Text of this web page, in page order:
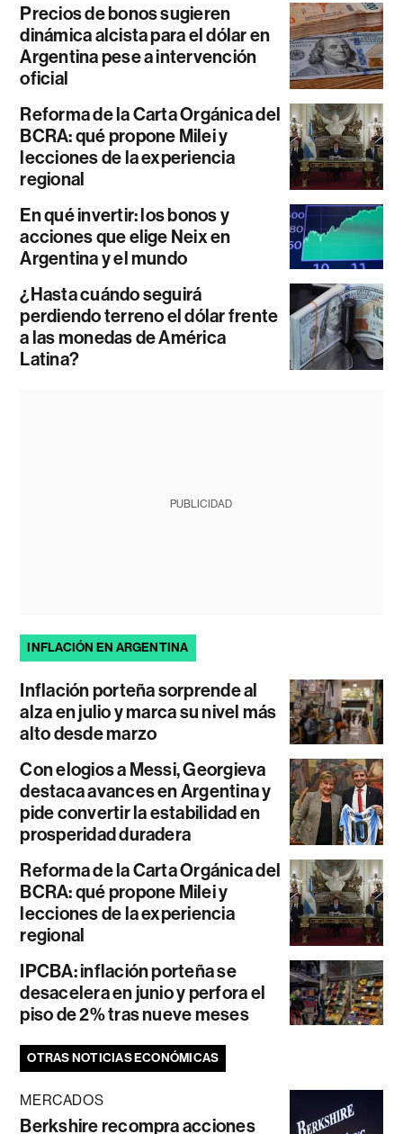
Precios de bonos sugieren
dinámica alcista para el dólar en
Argentina pese a intervención
oficial
Reforma de la Carta Orgánica del
BCRA: qué propone Milei y
lecciones de la experiencia
regional
En qué invertir: los bonos y
acciones que elige Neix en
Argentina y el mundo
¿Hasta cuándo seguirá
perdiendo terreno el dólar frente
a las monedas de América
Latina?
PUBLICIDAD
INFLACIÓN EN ARGENTINA
Inflación porteña sorprende al
alza en julio y marca su nivel más
alto desde marzo
Con elogios a Messi, Georgieva
destaca avances en Argentina y
pide convertir la estabilidad en
prosperidad duradera
Reforma de la Carta Orgánica del
BCRA: qué propone Milei y
lecciones de la experiencia
regional
IPCBA: inflación porteña se
desacelera en junio y perfora el
piso de 2% tras nueve meses
OTRAS NOTICIAS ECONÓMICAS
MERCADOS
Berkshire recompra acciones